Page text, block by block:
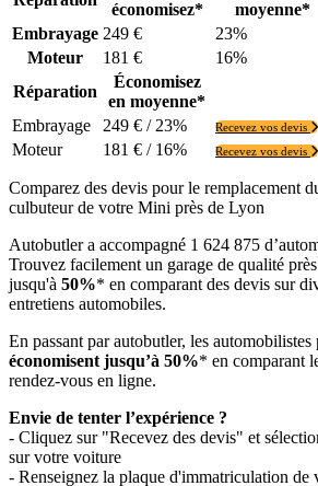
économisez*
moyenne*
Embrayage 249 € 23%
Moteur
181 € 16%
Réparation
Économisez
en moyenne*
Embrayage
249 € / 23% Recevez vos devis
Moteur 181 € / 16% Recevez vos devis
Comparez des devis pour le remplacement
culbuteur de votre Mini près de Lyon
Autobutler a accompagné 1 624 875
Trouvez facilement un garage de qualité
jusqu'à 50%* en comparant des devis sur
entretiens automobiles.
En passant par autobutler, les automobilistes
économisent jusqu’à 50%* en comparant
rendez-vous en ligne.
Envie de tenter l’expérience ?
- Cliquez sur "Recevez des devis" et
sur votre voiture
- Renseignez la plaque d'immatriculation de